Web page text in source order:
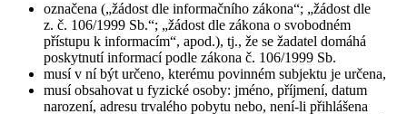
označena („žádost dle informačního zákona“; „žádost dle
z. č. 106/1999 Sb.“; „žádost dle zákona o svobodném
přístupu k informacím“, apod.), tj., že se žadatel domáhá
poskytnutí informací podle zákona č. 106/1999 Sb.
musí v ní být určeno, kterému povinném subjektu je určena,
musí obsahovat u fyzické osoby: jméno, příjmení, datum
narození, adresu trvalého pobytu nebo, není-li přihlášena